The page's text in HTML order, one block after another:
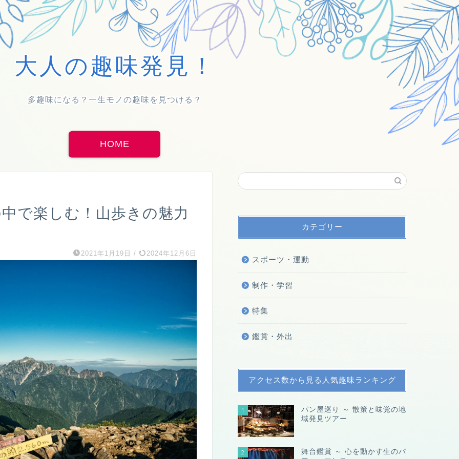
大人の趣味発見！
多趣味になる？一生モノの趣味を見つける？
HOME
で楽しむ！山歩きの魅力
2021年1月19日 / 2024年12月6日
カテゴリー
スポーツ・運動
制作・学習
特集
鑑賞・外出
アクセス数から見る人気趣味ランキング
1
パン屋巡り ～ 散策と味覚の地
域発見ツアー
2
舞台鑑賞 ～ 心を動かす生のパ